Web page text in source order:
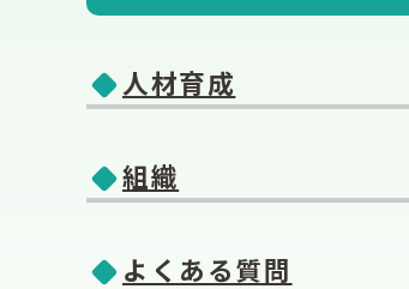
人材育成
組織
よくある質問